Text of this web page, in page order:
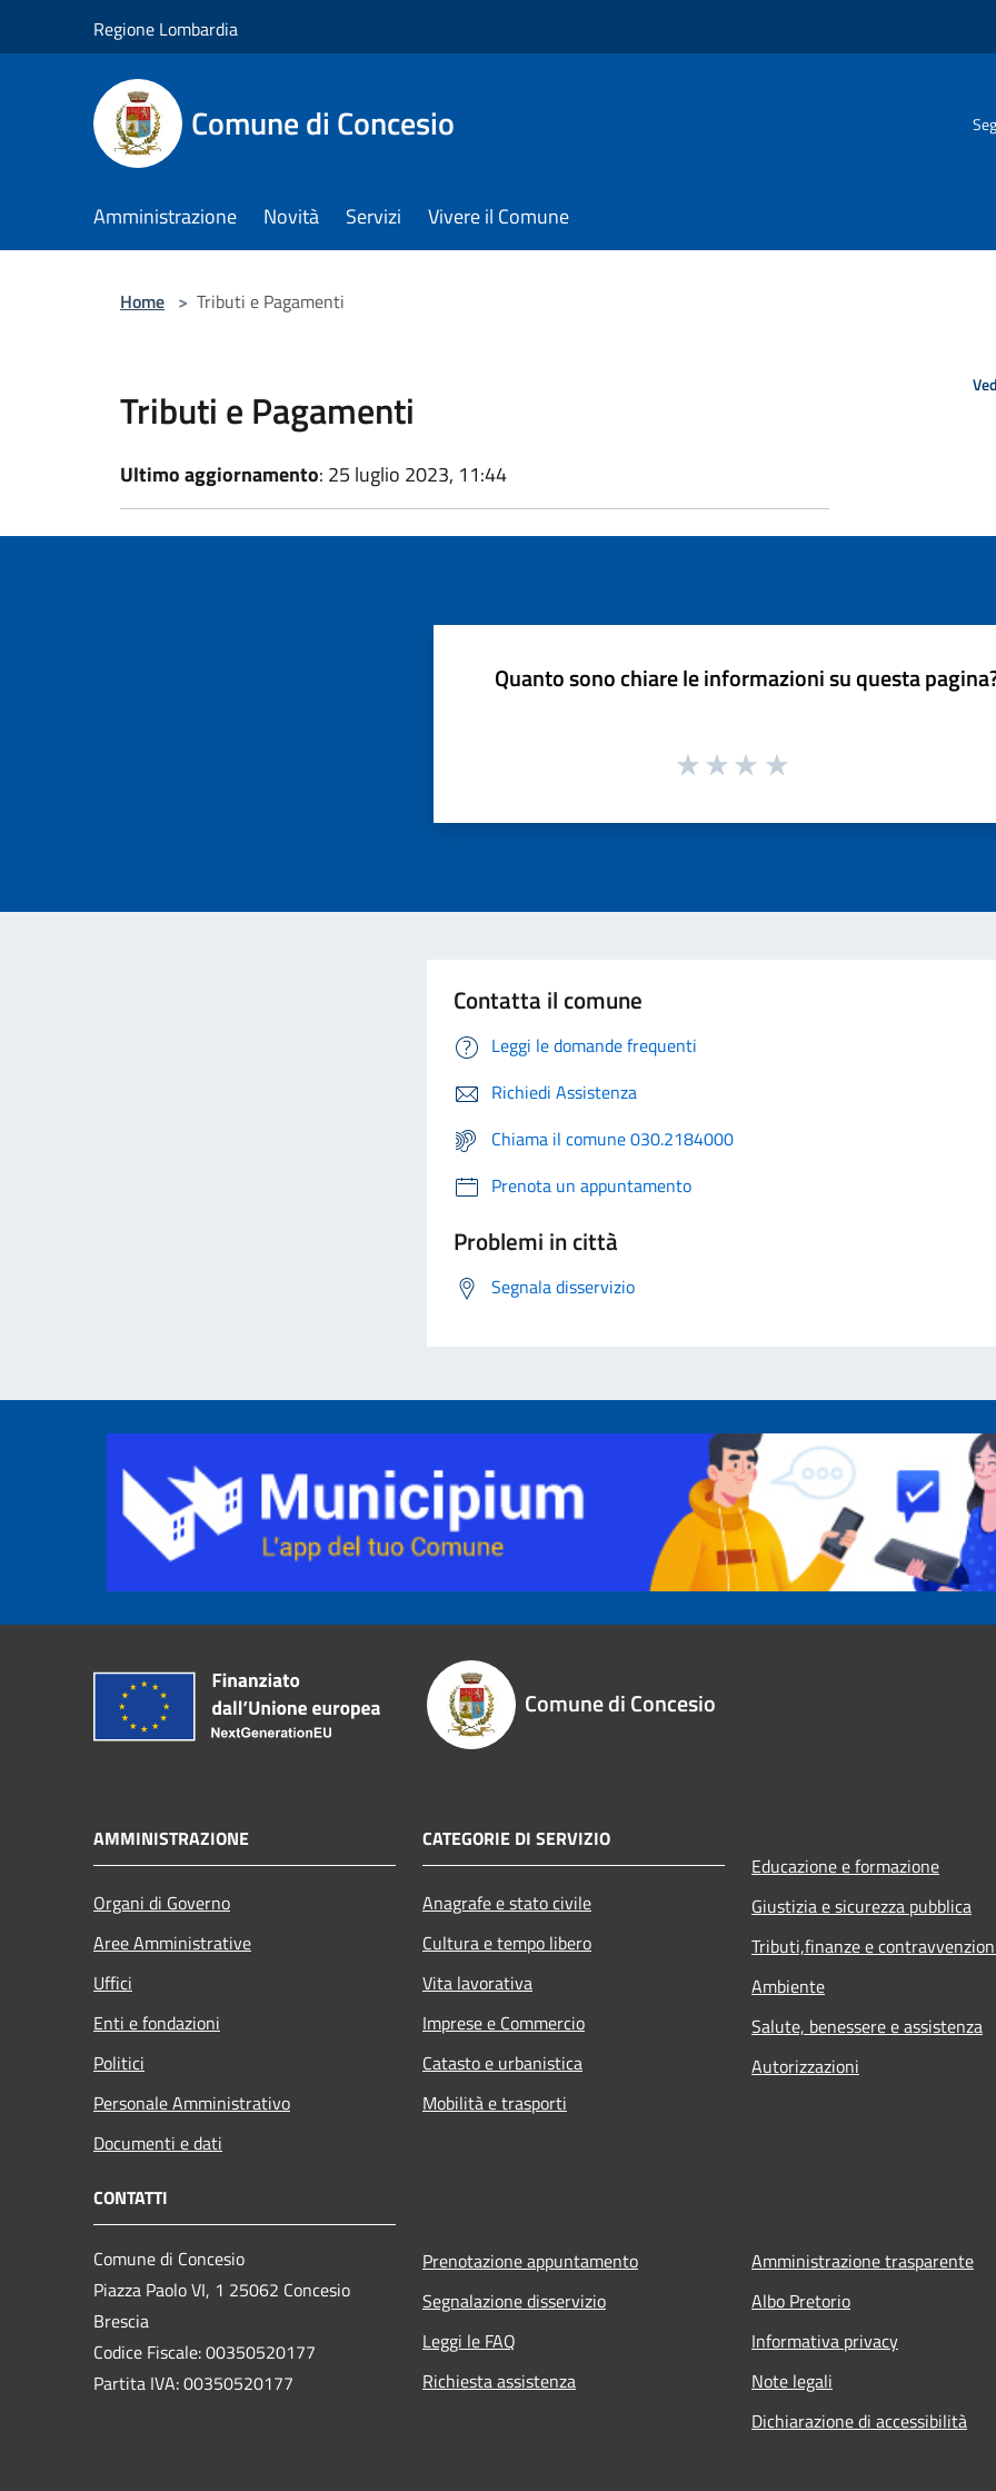
Regione Lombardia
Comune di Concesio
Amministrazione Novità Servizi Vivere il Comune
Home > Tributi e Pagamenti
Tributi e Pagamenti
Ultimo aggiornamento: 25 luglio 2023, 11:44
Quanto sono chiare le informazioni su questa
Contatta il comune
Leggi le domande frequenti
Richiedi Assistenza
Chiama il comune 030.2184000
Prenota un appuntamento
Problemi in città
Segnala disservizio
Comune di Concesio
AMMINISTRAZIONE
Organi di Governo
Aree Amministrative
Uffici
Enti e fondazioni
Politici
Personale Amministrativo
Documenti e dati
CATEGORIE DI SERVIZIO
Anagrafe e stato civile
Cultura e tempo libero
Vita lavorativa
Imprese e Commercio
Catasto e urbanistica
Mobilità e trasporti
Educazione e formazione
Giustizia e sicurezza pubblica
Tributi,finanze e
Ambiente
Salute, benessere e assistenza
Autorizzazioni
CONTATTI
Comune di Concesio
Piazza Paolo VI, 1 25062 Concesio
Brescia
Codice Fiscale: 00350520177
Partita IVA: 00350520177
Prenotazione appuntamento
Segnalazione disservizio
Leggi le FAQ
Richiesta assistenza
Amministrazione trasparente
Albo Pretorio
Informativa privacy
Note legali
Dichiarazione di accessibilità